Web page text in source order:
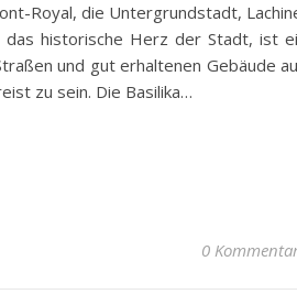
Royal, die Untergrundstadt,
das historische Herz der Stadt, ist
und gut erhaltenen Gebäude
zu sein. Die Basilika…
0